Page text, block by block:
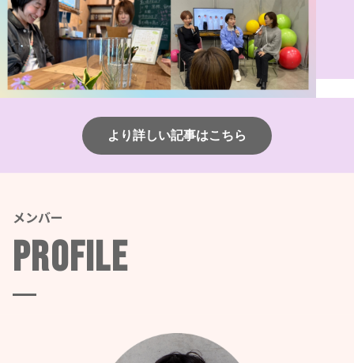
より詳しい記事はこちら
メンバー
Profile